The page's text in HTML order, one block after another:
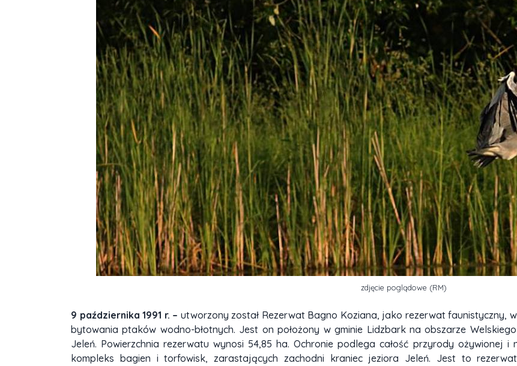
zdjęcie poglądowe (RM)
9 października 1991 r. – utworzony został Rezerwat Bagno Koziana, jako rezerwat faunistyczny,
bytowania ptaków wodno-błotnych. Jest on położony w gminie Lidzbark na obszarze
Jeleń. Powierzchnia rezerwatu wynosi 54,85 ha. Ochronie podlega całość przyrody ożywionej
kompleks bagien i torfowisk, zarastających zachodni kraniec jeziora Jeleń. Jest to